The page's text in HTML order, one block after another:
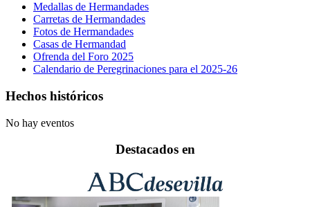
Medallas de Hermandades
Carretas de Hermandades
Fotos de Hermandades
Casas de Hermandad
Ofrenda del Foro 2025
Calendario de Peregrinaciones para el 2025-26
Hechos históricos
No hay eventos
Destacados en